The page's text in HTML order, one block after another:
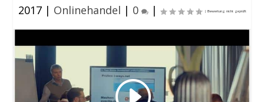
2017| Onlinehandel | 0 |